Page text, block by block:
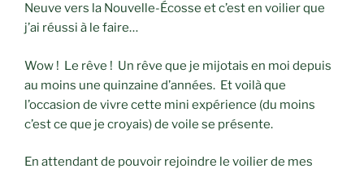
Neuve vers la Nouvelle-Écosse et c’est en voilier que
j’ai réussi à le faire…
Wow ! Le rêve ! Un rêve que je mijotais en moi depuis
au moins une quinzaine d’années. Et voilà que
l’occasion de vivre cette mini expérience (du moins
c’est ce que je croyais) de voile se présente.
En attendant de pouvoir rejoindre le voilier de mes